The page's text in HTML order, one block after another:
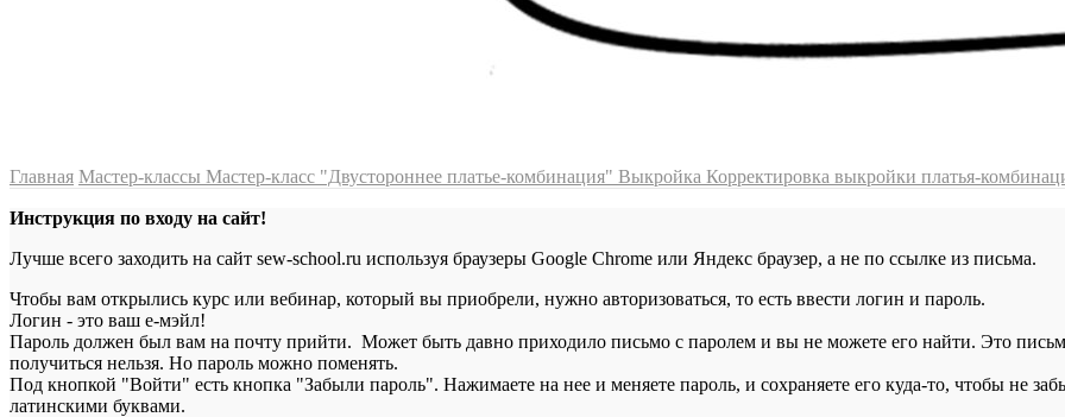
Главная Мастер-классы Мастер-класс "Двустороннее платье-комбинация" Выкройка Корректировка выкройки платья-
Инструкция по входу на сайт!
Лучше всего заходить на сайт sew-school.ru используя браузеры Google Chrome или Яндекс браузер, а не по ссылке из письма.
Чтобы вам открылись курс или вебинар, который вы приобрели, нужно авторизоваться, то есть ввести логин и пароль.
Логин - это ваш е-мэйл!
Пароль должен был вам на почту прийти. Может быть давно приходило письмо с паролем и вы не можете его найти. Это
получиться нельзя. Но пароль можно поменять.
Под кнопкой "Войти" есть кнопка "Забыли пароль". Нажимаете на нее и меняете пароль, и сохраняете его куда-то, чтобы не
латинскими буквами.